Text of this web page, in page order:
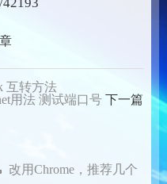
互转方法
用法 测试端口号 下一篇
改用Chrome，推荐几个